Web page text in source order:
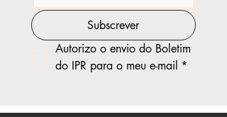
Subscrever
Autorizo o envio do Boletim
do IPR para o meu e-mail *